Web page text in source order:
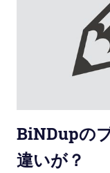
BiNDupの
違いが？